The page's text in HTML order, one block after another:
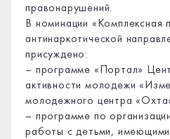
правонарушений.
В номинации «Комплексная
антинаркотической
присуждено:
– программе «Портал»
активности молодежи
молодежного центра
– программе по
работы с детьми, имеющими